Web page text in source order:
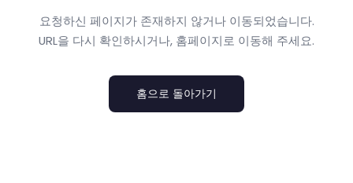
요청하신 페이지가 존재하지 않거나 이동되었습니다.
URL을 다시 확인하시거나, 홈페이지로 이동해 주세요.
홈으로 돌아가기